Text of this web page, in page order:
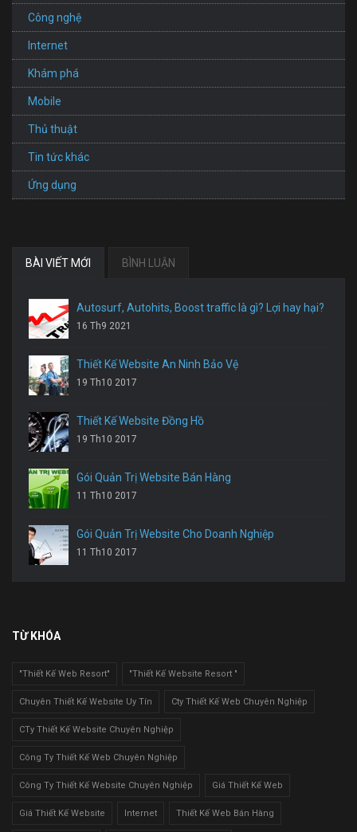
Công nghệ
Internet
Khám phá
Mobile
Thủ thuật
Tin tức khác
Ứng dụng
BÀI VIẾT MỚI BÌNH LUẬN
Autosurf, Autohits, Boost traffic là gì? Lợi hay hại?
16 Th9 2021
Thiết Kế Website An Ninh Bảo Vệ
19 Th10 2017
Thiết Kế Website Đồng Hồ
19 Th10 2017
Gói Quản Trị Website Bán Hàng
11 Th10 2017
Gói Quản Trị Website Cho Doanh Nghiệp
11 Th10 2017
TỪ KHÓA
"Thiết Kế Web Resort" "Thiết Kế Website Resort "
Chuyên Thiết Kế Website Uy Tín Cty Thiết Kế Web Chuyên Nghiệp
CTy Thiết Kế Website Chuyên Nghiệp
Công Ty Thiết Kế Web Chuyên Nghiệp
Công Ty Thiết Kế Website Chuyên Nghiệp Giá Thiết Kế Web
Giá Thiết Kế Website Internet Thiết Kế Web Bán Hàng